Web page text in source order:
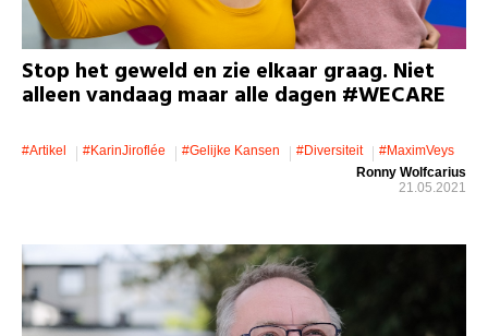
Stop het geweld en zie elkaar graag. Niet
alleen vandaag maar alle dagen #WECARE
#artikel #KarinJiroflée #gelijke Kansen #diversiteit
#MaximVeys
Ronny Wolfcarius
21.05.2021